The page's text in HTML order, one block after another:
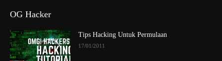
OG Hacker
Tips Hacking Untuk Permulaan
17/01/2011